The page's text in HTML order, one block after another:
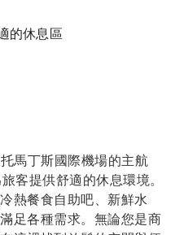
的休息區
馬丁斯國際機場的主航
客提供舒適的休息環境。
熱餐食自助吧、新鮮水
足各種需求。無論您是商